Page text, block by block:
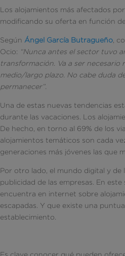
Los alojamientos más afectados
modificando su oferta en función
Según Ángel García Butragueño ,
Ocio: “Nunca antes el sector tuvo
transformación. Va a ser
medio/largo plazo. No cabe duda
permanecer”.
Una de estas nuevas tendencias
durante las vacaciones. Los
De hecho, en torno al 69% de los
alojamientos temáticos son cada
generaciones más jóvenes las que
Por otro lado, el mundo digital y de
publicidad de las empresas. En
encuentra en internet sobre
escapadas. Y que existe una
establecimiento.
Es clave conocer qué pueden